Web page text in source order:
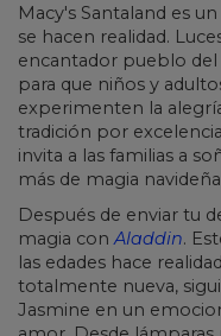
Macy's Santaland es
se hacen realidad.
encantador pueblo
para que niños y
experimenten la
tradición por
invita a las familias a
más de magia
Después de enviar tu
magia conAladdin.
las edades hace
totalmente nueva,
Jasmine en un